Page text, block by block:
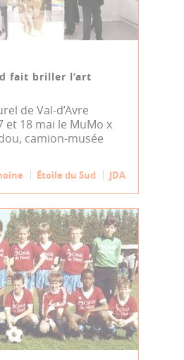
fait briller l’art
de Val-d’Avre
et 18 mai le MuMo x
camion-musée
Étoile du Sud JDA